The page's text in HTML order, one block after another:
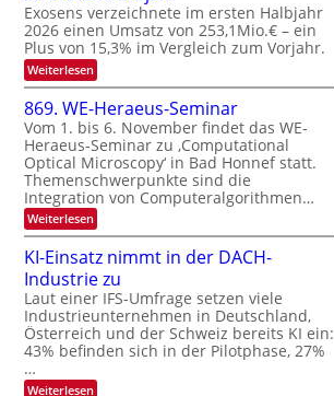
O
N
2
0
2
6
r
o
n
i
k
-
u
n
d
B
i
l
d
v
e
r
a
r
b
d
i
e
K
I
m
i
t
d
e
n
k
t
Exosens verzeichnete im ersten Halbjahr
2026 einen Umsatz von 253,1Mio.€ – ein
Plus von 15,3% im Vergleich zum Vorjahr.
Weiterlesen:
E
x
o
s
e
n
s
m
e
l
d
e
t
s
t
a
r
k
e
W
869. WE-Heraeus-Seminar
Vom 1. bis 6. November findet das WE-
Heraeus-Seminar zu ‚Computational
Optical Microscopy‘ in Bad Honnef statt.
Themenschwerpunkte sind die
Integration von Computeralgorithmen…
Weiterlesen:
8
9
.
W
E
-
H
e
a
KI-Einsatz nimmt in der DACH-
Industrie zu
Laut einer IFS-Umfrage setzen viele
Industrieunternehmen in Deutschland,
Österreich und der Schweiz bereits KI ein:
43% befinden sich in der Pilotphase, 27%
…
Weiterlesen: